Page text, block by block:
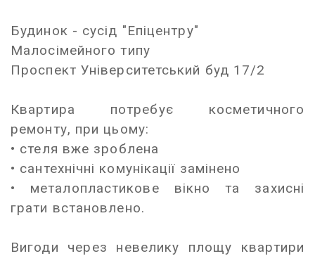
Будинок - сусід "Епіцентру"
Малосімейного типу
Проспект Університетський буд 17/2
Квартира потребує косметичного
ремонту, при цьому:
• стеля вже зроблена
• сантехнічні комунікації замінено
• металопластикове вікно та захисні
грати встановлено.
Вигоди через невелику площу квартири